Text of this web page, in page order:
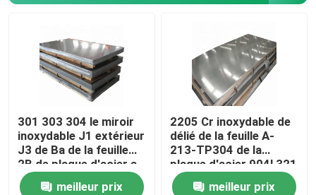
Bobine en acier de PPGI
Bobine d'acier au carbone
301 303 304 le miroir
inoxydable J1 extérieur
J3 de Ba de la feuille
2B de plaque d'acier a
laminé à froid
meilleur prix
2205 Cr inoxydable de
délié de la feuille A-
213-TP304 de la
plaque d'acier 904l 321
316l
meilleur prix